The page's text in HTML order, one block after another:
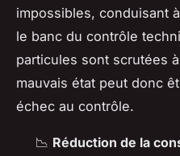
impossibles, conduisant
le banc du contrôle
particules sont scrutées
mauvais état peut donc
échec au contrôle.
📉 Réduction de la